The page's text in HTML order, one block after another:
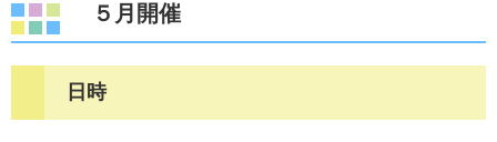
５月開催
日時